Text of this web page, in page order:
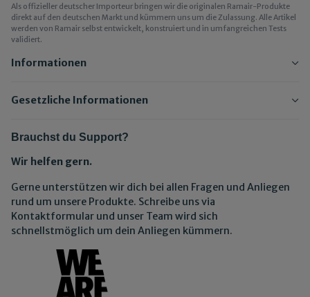
Als offizieller deutscher Importeur bringen wir die originalen Ramair-Produkte
direkt auf den deutschen Markt und kümmern uns um die Zulassung. Alle Artikel
werden von Ramair selbst entwickelt, konstruiert und in umfangreichen Tests
validiert.
Informationen
Gesetzliche Informationen
Brauchst du Support?
Wir helfen gern.
Gerne unterstützen wir dich bei allen Fragen und Anliegen
rund um unsere Produkte. Schreibe uns via
Kontaktformular und unser Team wird sich
schnellstmöglich um dein Anliegen kümmern.